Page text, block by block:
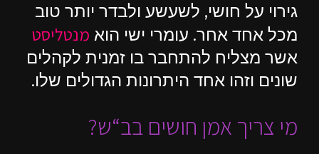
גירוי על חושי, לשעשע ולבדר יותר טוב
מכל אחד אחר. עומרי ישי הוא מנטליסט
אשר מצליח להתחבר בו זמנית לקהלים
שונים וזהו אחד היתרונות הגדולים שלו.
מי צריך אמן חושים בב“ש?